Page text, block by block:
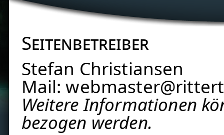
Seitenbetreiber
Stefan Christiansen
Mail:
Weitere Informationen
bezogen werden.